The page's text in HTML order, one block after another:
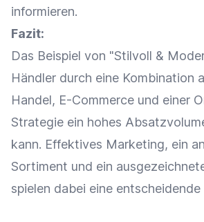
informieren.
Fazit:
Das Beispiel von "Stilvoll &
Händler durch eine Kombination
Handel, E-Commerce und einer
Strategie ein hohes
kann. Effektives Marketing, ein
Sortiment und ein
spielen dabei eine entscheidende